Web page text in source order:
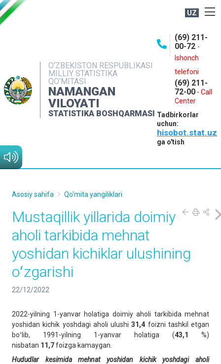
UZ
O‘ZBEKISTON RESPUBLIKASI
MILLIY STATISTIKA
QO‘MITASI
NAMANGAN
VILOYATI
STATISTIKA BOSHQARMASI
(69) 211-
00-72 -
Ishonch
telefoni
(69) 211-
72-00 - Call
Center
Tadbirkorlar
uchun:
hisobot.stat.uz
ga o'tish
NASHRLAR
INTERAKTIV XIZMATLAR
MATBUOT XIZMATI
MUROJAATLAR
Asosiy sahifa Qo'mita yangiliklari
Mustaqillik yillarida doimiy
aholi tarkibida mehnat
yoshidan kichiklar ulushining
oʻzgarishi
22/12/2022
2022-yilning 1-yanvar holatiga doimiy aholi tarkibida mehnat
yoshidan kichik yoshdagi aholi ulushi31,4 foizni tashkil etgan
boʻlib, 1991-yilning 1-yanvar holatiga (43,1
%)
nisbatan 11,7foizga kamaygan.
Hududlar kesimida mehnat yoshidan kichik yoshdagi aholi